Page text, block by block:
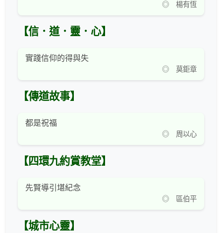
◎ 楊有恆
【信．道．靈．心】
實踐信仰的得與失
◎ 莫鉅章
【傳道故事】
都是祝福
◎ 周以心
【四環九約賞教堂】
先賢導引堪紀念
◎ 區伯平
【城市心靈】